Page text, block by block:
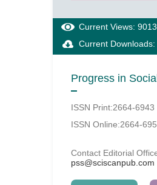
Current Views:
Current
Progress in
ISSN Print:2664-6943
ISSN Online:2664-
Contact Editorial
pss@sciscanpub.com